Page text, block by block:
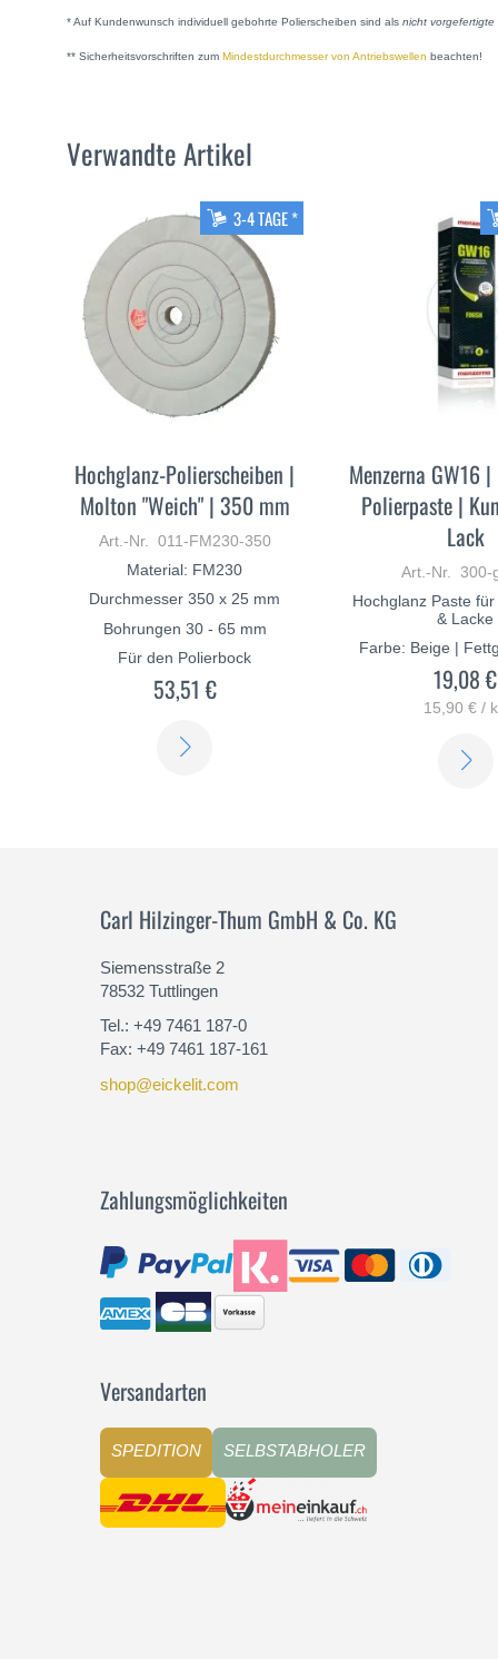
* Auf Kundenwunsch individuell gebohrte Polierscheiben sind als nicht vorgefertigte
** Sicherheitsvorschriften zum Mindestdurchmesser von Antriebswellen beachten!
Verwandte Artikel
3-4 TAGE *
Hochglanz-Polierscheiben |
Molton "Weich" | 350 mm
Art.-Nr. 011-FM230-350
Material: FM230
Durchmesser 350 x 25 mm
Bohrungen 30 - 65 mm
Für den Polierbock
53,51 €
Menzerna GW16
Polierpaste |
Lack
Art.-Nr. 300-
Hochglanz Paste
& Lacke
Farbe: Beige |
19,08 €
15,90 € /
Carl Hilzinger-Thum GmbH & Co. KG
Siemensstraße 2
78532 Tuttlingen
Tel.: +49 7461 187-0
Fax: +49 7461 187-161
shop@eickelit.com
Zahlungsmöglichkeiten
Versandarten
SPEDITION SELBSTABHOLER